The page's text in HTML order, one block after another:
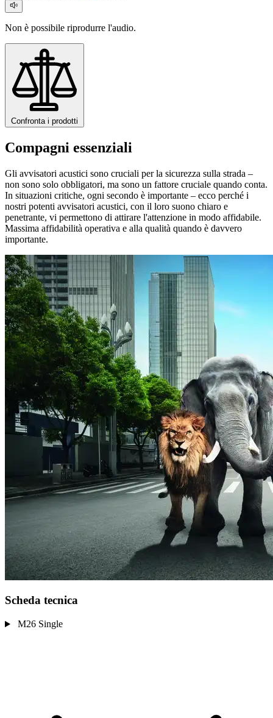
Non è possibile riprodurre l'audio.
Confronta i prodotti
Compagni essenziali
Gli avvisatori acustici sono cruciali per la sicurezza sulla strada –
non sono solo obbligatori, ma sono un fattore cruciale quando conta.
In situazioni critiche, ogni secondo è importante – ecco perché i
nostri potenti avvisatori acustici, con il loro suono chiaro e
penetrante, vi permettono di attirare l'attenzione in modo affidabile.
Massima affidabilità operativa e alla qualità quando è davvero
importante.
Scheda tecnica
M26 Single